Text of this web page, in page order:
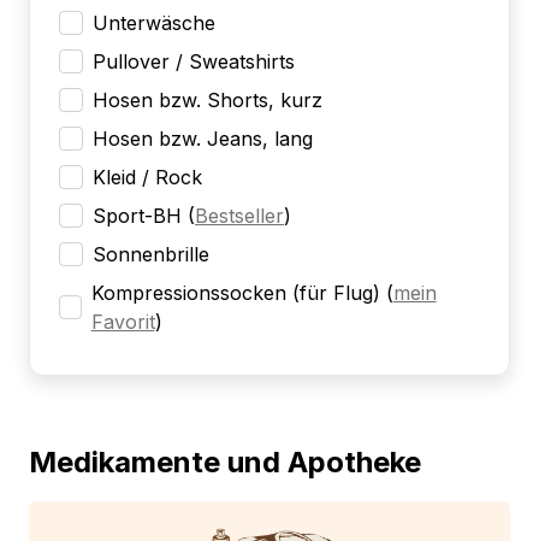
Unterwäsche
Pullover / Sweatshirts
Hosen bzw. Shorts, kurz
Hosen bzw. Jeans, lang
Kleid / Rock
Sport-BH (Bestseller)
Sonnenbrille
Kompressionssocken (für Flug) (mein
Favorit)
Medikamente und Apotheke